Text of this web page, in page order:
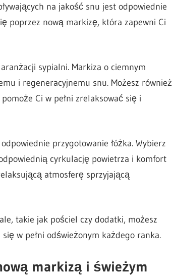
na jakość snu jest odpowiednie
poprzez nową markizę, która zapewni Ci
sypialni. Markiza o ciemnym
i regeneracyjnemu snu. Możesz również
Ci w pełni zrelaksować się i
przygotowanie łóżka. Wybierz
cyrkulację powietrza i komfort
atmosferę sprzyjającą
takie jak pościel czy dodatki, możesz
w pełni odświeżonym każdego ranka.
markizą i świeżym